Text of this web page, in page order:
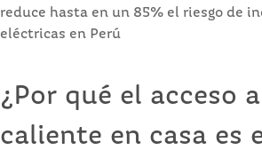
reduce hasta en un 85% el riesgo de
eléctricas en Perú
¿Por qué el acceso
caliente en casa es